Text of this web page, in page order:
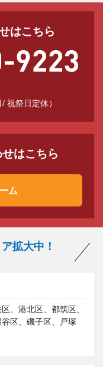
はこちら
祝祭日定休）
はこちら
ム
拡大中！
、港北区、都筑区、
区、磯子区、戸塚